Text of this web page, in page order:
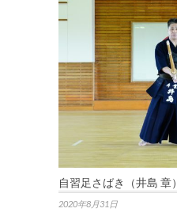
自習足さばき（井島 章）
2020年8月31日